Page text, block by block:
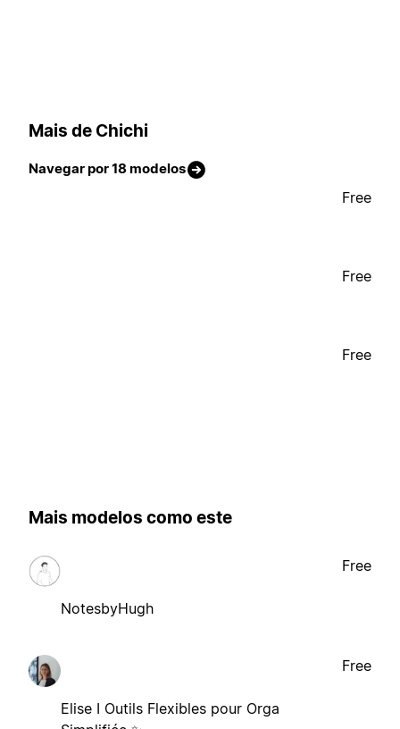
Mais de Chichi
Navegar por 18 modelos
Free
Free
Free
Mais modelos como este
NotesbyHugh
Free
Elise I Outils Flexibles pour Orga
Free